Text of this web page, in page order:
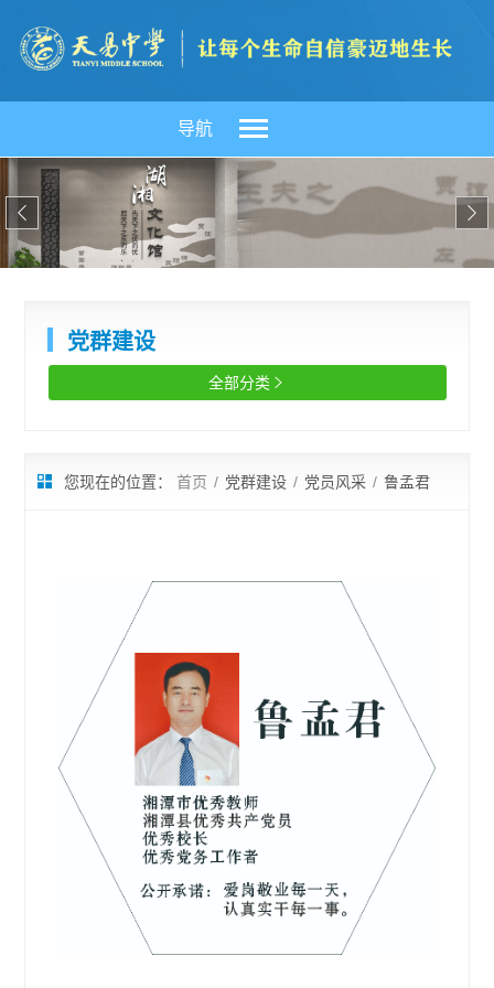
导航
 
党群建设
全部分类 
您现在的位置： 首页 / 党群建设 / 党员风采 / 鲁孟君